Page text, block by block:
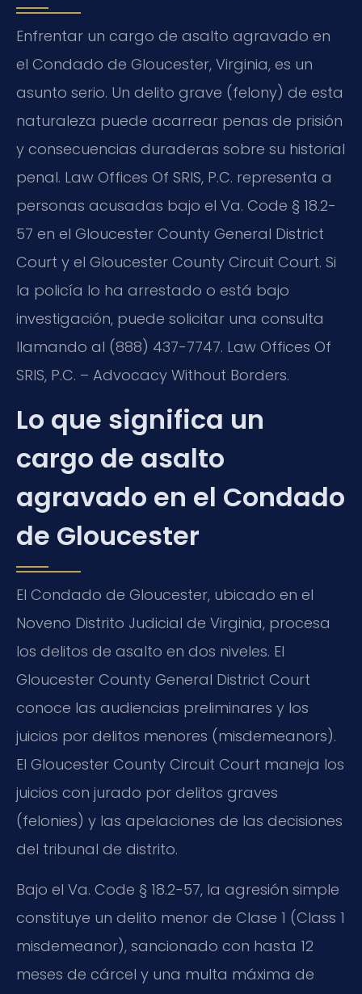
Enfrentar un cargo de asalto agravado en
el Condado de Gloucester, Virginia, es un
asunto serio. Un delito grave (felony) de esta
naturaleza puede acarrear penas de prisión
y consecuencias duraderas sobre su historial
penal. Law Offices Of SRIS, P.C. representa a
personas acusadas bajo el Va. Code § 18.2-
57 en el Gloucester County General District
Court y el Gloucester County Circuit Court. Si
la policía lo ha arrestado o está bajo
investigación, puede solicitar una consulta
llamando al (888) 437-7747. Law Offices Of
SRIS, P.C. – Advocacy Without Borders.
Lo que significa un
cargo de asalto
agravado en el Condado
de Gloucester
El Condado de Gloucester, ubicado en el
Noveno Distrito Judicial de Virginia, procesa
los delitos de asalto en dos niveles. El
Gloucester County General District Court
conoce las audiencias preliminares y los
juicios por delitos menores (misdemeanors).
El Gloucester County Circuit Court maneja los
juicios con jurado por delitos graves
(felonies) y las apelaciones de las decisiones
del tribunal de distrito.
Bajo el Va. Code § 18.2-57, la agresión simple
constituye un delito menor de Clase 1 (Class 1
misdemeanor), sancionado con hasta 12
meses de cárcel y una multa máxima de